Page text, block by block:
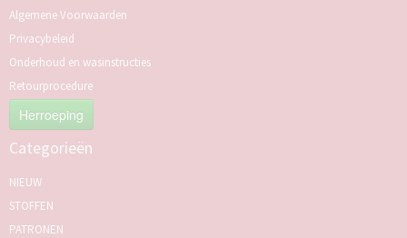
Algemene Voorwaarden
Privacybeleid
Onderhoud en wasinstructies
Retourprocedure
Herroeping
Categorieën
NIEUW
STOFFEN
PATRONEN